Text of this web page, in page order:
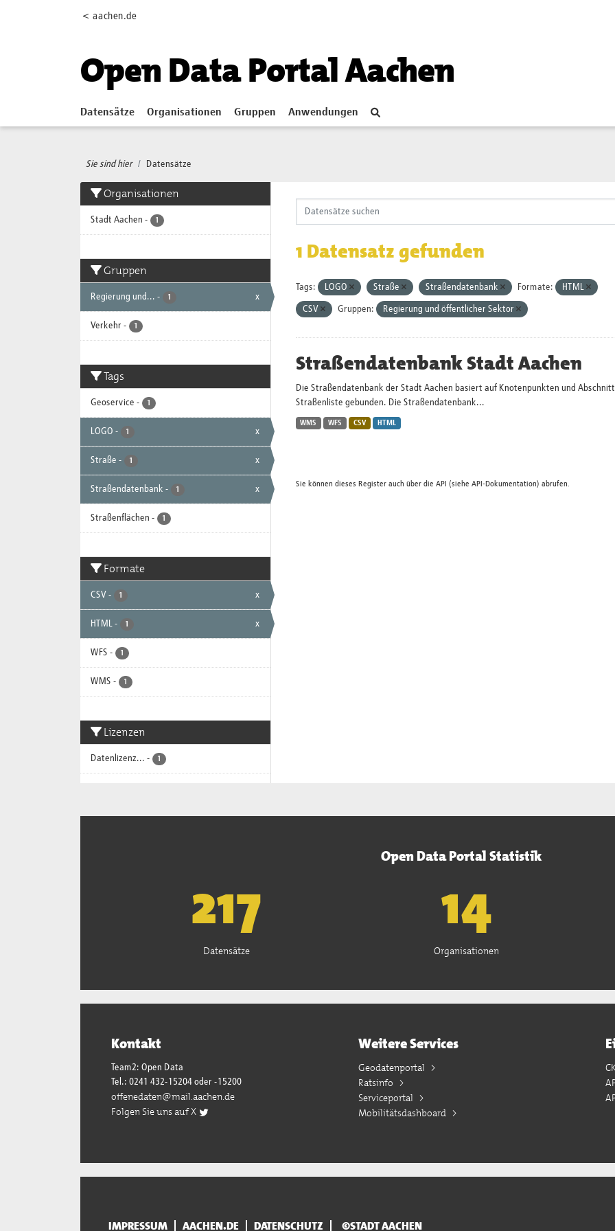
< aachen.de
Open Data Portal Aachen
Datensätze Organisationen Gruppen Anwendungen
Sie sind hier Datensätze
Organisationen
Stadt Aachen - 1
Gruppen
Regierung und... - 1 x
Verkehr - 1
Tags
Geoservice - 1
LOGO - 1 x
Straße - 1 x
Straßendatenbank - 1 x
Straßenflächen - 1
Formate
CSV - 1 x
HTML - 1 x
WFS - 1
WMS - 1
Lizenzen
Datenlizenz... - 1
1 Datensatz gefunden
Tags: LOGO Straße Straßendatenbank Formate: HTML
CSV Gruppen: Regierung und öffentlicher Sektor
Straßendatenbank Stadt Aachen
Die Straßendatenbank der Stadt Aachen basiert auf Knotenpunkten und
Straßenliste gebunden. Die Straßendatenbank...
WMS WFS CSV HTML
Sie können dieses Register auch über die API (siehe API-Dokumentation) abrufen.
Open Data Portal Statistik
221
Datensätze
15
Organisationen
Kontakt
Team2: Open Data
Tel.: 0241 432-15204 oder -15200
offenedaten@mail.aachen.de
Folgen Sie uns auf X
Weitere Services
Geodatenportal
Ratsinfo
Serviceportal
Mobilitätsdashboard
IMPRESSUM AACHEN.DE DATENSCHUTZ ©STADT AACHEN